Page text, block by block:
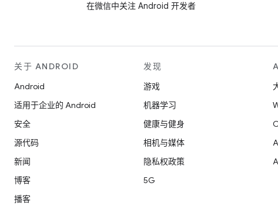
在微信中关注 Android 开发者
关于 ANDROID
Android
适用于企业的 Android
安全
源代码
新闻
博客
播客
发现
游戏
机器学习
健康与健身
相机与媒体
隐私权政策
5G